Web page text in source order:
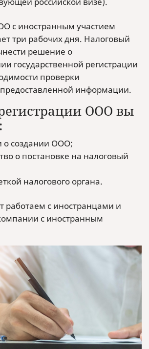
с иностранным участием
три рабочих дня. Налоговый
решение о
государственной регистрации
проверки
предоставленной информации.
ООО вы
о создании ООО;
о постановке на налоговый
налогового органа.
работаем с иностранцами и
с иностранным